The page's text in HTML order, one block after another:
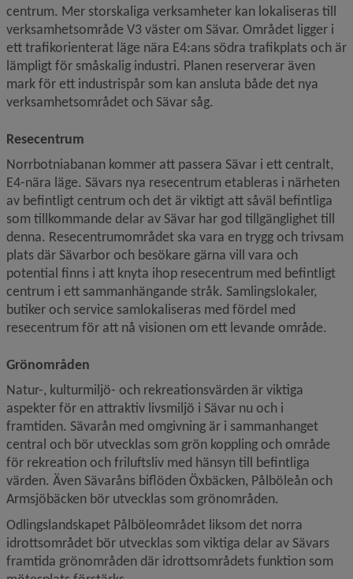
centrum. Mer storskaliga verksamheter kan lokaliseras till
verksamhets­område V3 väster om Sävar. Området ligger i
ett trafikorienterat läge nära E4:ans södra trafikplats och är
lämpligt för småskalig industri. Planen reserverar även
mark för ett industrispår som kan ansluta både det nya
verksamhetsområdet och Sävar såg.
Resecentrum
Norrbotniabanan kommer att passera Sävar i ett centralt,
E4-nära läge. Sävars nya resecentrum etableras i närheten
av befintligt centrum och det är viktigt att såväl befintliga
som tillkommande delar av Sävar har god tillgänglighet till
denna. Resecentrumområdet ska vara en trygg och trivsam
plats där Sävarbor och besökare gärna vill vara och
potential finns i att knyta ihop resecentrum med befintligt
centrum i ett sammanhängande stråk. Samlingslokaler,
butiker och service samlokaliseras med fördel med
resecentrum för att nå visionen om ett levande område.
Grönområden
Natur-, kulturmiljö- och rekreationsvärden är viktiga
aspekter för en attraktiv livsmiljö i Sävar nu och i
framtiden. Sävarån med omgivning är i sammanhanget
central och bör utvecklas som grön koppling och område
för rekreation och frilufts­liv med hänsyn till befintliga
värden. Även Sävaråns biflöden Öxbäcken, Pålböleån och
Armsjöbäcken bör utvecklas som grönområden.
Odlingslandskapet Pålböleområdet liksom det norra
idrottsområdet bör utvecklas som viktiga delar av Sävars
framtida grönområden där idrottsområdets funktion som